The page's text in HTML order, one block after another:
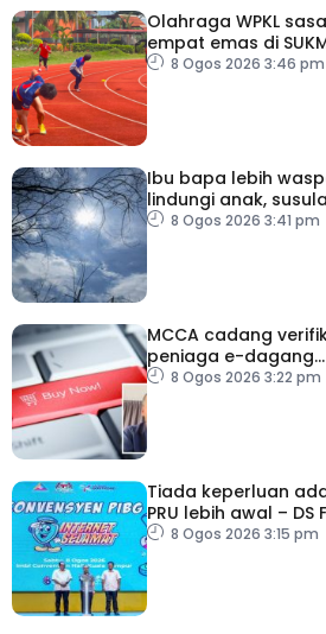
Olahraga WPKL
empat emas di
20268 Ogos 2026 3:46 pm
Ibu bapa lebih
lindungi anak,
indeks UV sangat
8 Ogos 2026 3:41 pm
MCCA cadang
peniaga e-dagang
tangani lambakan
8 Ogos 2026 3:22 pm
Tiada keperluan
PRU lebih awal – DS
8 Ogos 2026 3:15 pm